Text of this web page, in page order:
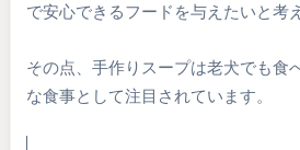
で安心できるフードを与えたいと考
その点、手作りスープは老犬でも食
な食事として注目されています。